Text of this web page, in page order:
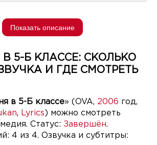
Показать описание
В 5-Б КЛАССЕ: СКОЛЬКО
И ГДЕ СМОТРЕТЬ
в 5-Б классе» (OVA, 2006 год,
, Lyrics ) можно смотреть
Статус: Завершён.
4 из 4. Озвучка и субтитры: